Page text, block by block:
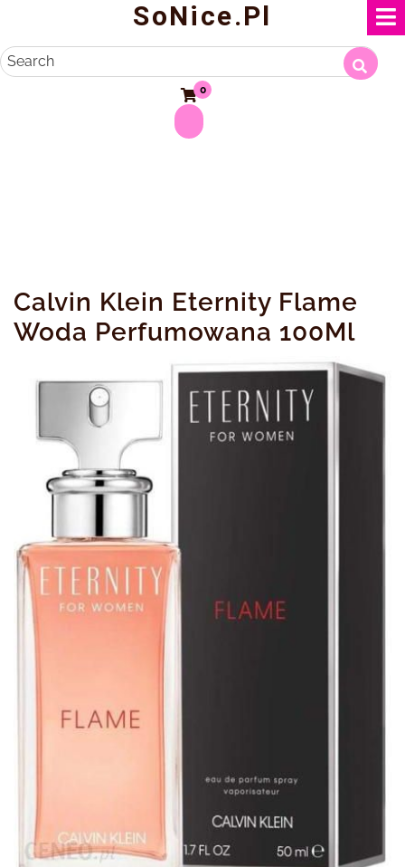
content
SoNice.pl
Search
0
Calvin Klein Eternity Flame
Woda Perfumowana 100Ml